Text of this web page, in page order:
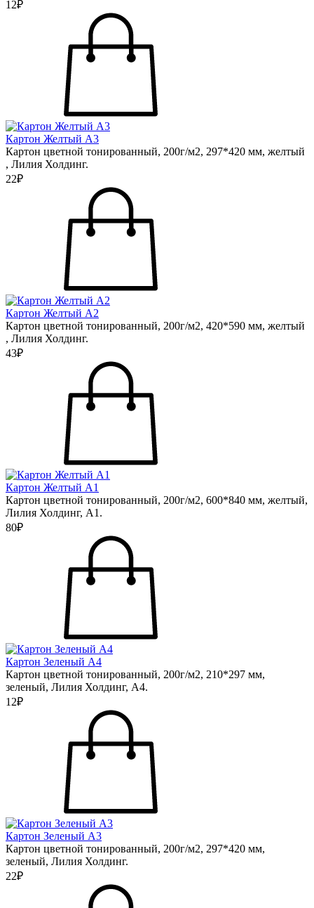
12₽
Картон Желтый А3
Картон цветной тонированный, 200г/м2, 297*420 мм, желтый
, Лилия Холдинг.
22₽
Картон Желтый А2
Картон цветной тонированный, 200г/м2, 420*590 мм, желтый
, Лилия Холдинг.
43₽
Картон Желтый А1
Картон цветной тонированный, 200г/м2, 600*840 мм, желтый,
Лилия Холдинг, А1.
80₽
Картон Зеленый А4
Картон цветной тонированный, 200г/м2, 210*297 мм,
зеленый, Лилия Холдинг, А4.
12₽
Картон Зеленый А3
Картон цветной тонированный, 200г/м2, 297*420 мм,
зеленый, Лилия Холдинг.
22₽